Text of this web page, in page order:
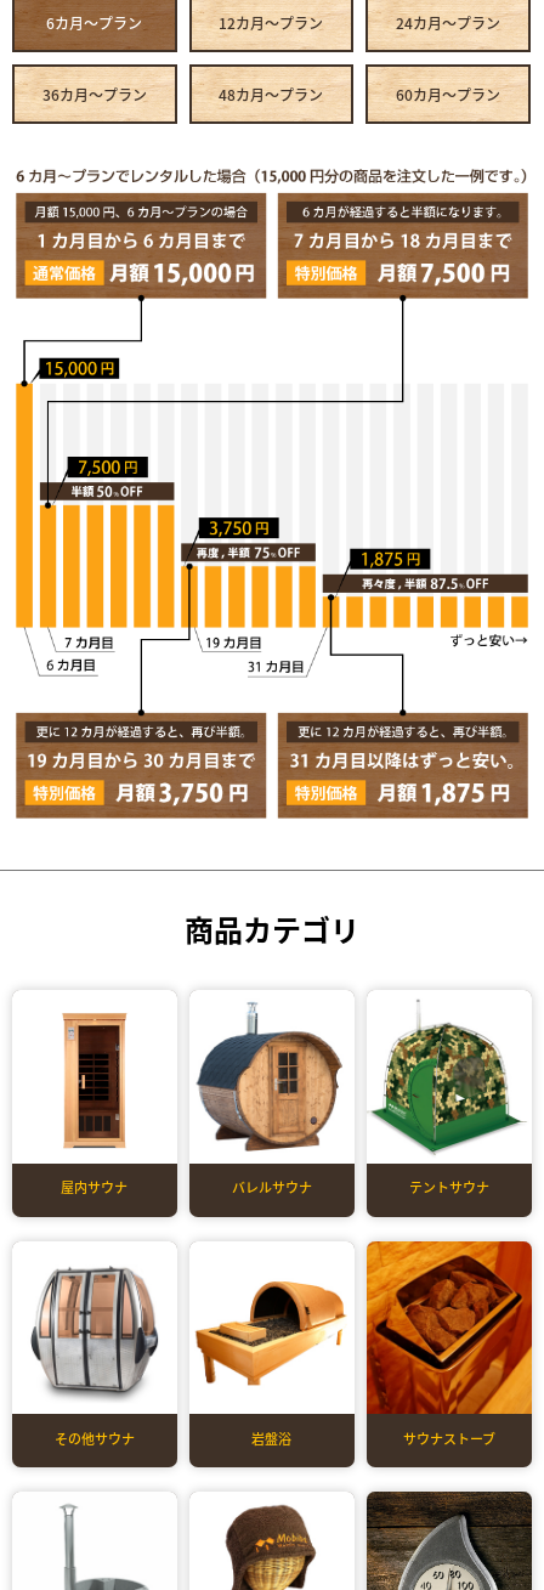
6カ月～プラン 12カ月～プラン 24カ月～プラン
36カ月～プラン 48カ月～プラン 60カ月～プラン
商品カテゴリ
屋内サウナ バレルサウナ テントサウナ
その他サウナ 岩盤浴 サウナストーブ